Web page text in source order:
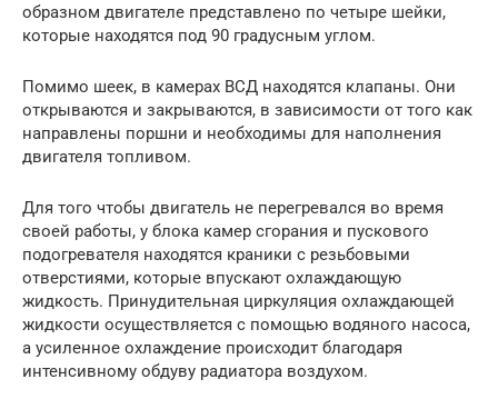
образном двигателе представлено по четыре шейки,
которые находятся под 90 градусным углом.
Помимо шеек, в камерах ВСД находятся клапаны. Они
открываются и закрываются, в зависимости от того как
направлены поршни и необходимы для наполнения
двигателя топливом.
Для того чтобы двигатель не перегревался во время
своей работы, у блока камер сгорания и пускового
подогревателя находятся краники с резьбовыми
отверстиями, которые впускают охлаждающую
жидкость. Принудительная циркуляция охлаждающей
жидкости осуществляется с помощью водяного насоса,
а усиленное охлаждение происходит благодаря
интенсивному обдуву радиатора воздухом.